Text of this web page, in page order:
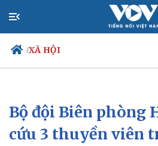
/XÃ HỘI
Chính trị
Đảng
Tổ chức nhân sự
Xã
Bộ đội Biên phòng
cứu 3 thuyền viên